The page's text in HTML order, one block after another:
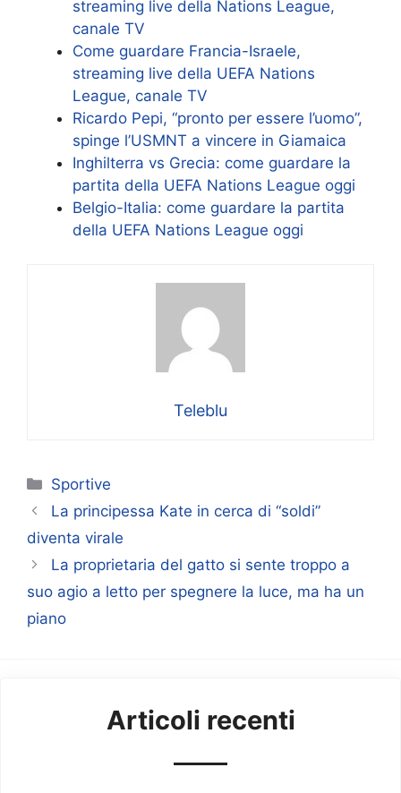
streaming live della Nations League,
canale TV
Come guardare Francia-Israele,
streaming live della UEFA Nations
League, canale TV
Ricardo Pepi, “pronto per essere l’uomo”,
spinge l’USMNT a vincere in Giamaica
Inghilterra vs Grecia: come guardare la
partita della UEFA Nations League oggi
Belgio-Italia: come guardare la partita
della UEFA Nations League oggi
Teleblu
Categorie
Sportive
La principessa Kate in cerca di “soldi”
diventa virale
La proprietaria del gatto si sente troppo a
suo agio a letto per spegnere la luce, ma ha un
piano
Articoli recenti